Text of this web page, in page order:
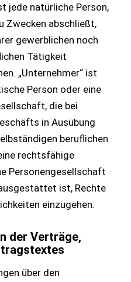
jede natürliche Person,
Zwecken abschließt,
gewerblichen noch
Tätigkeit
„Unternehmer“ ist
Person oder eine
die bei
in Ausübung
beruflichen
rechtsfähige
Personengesellschaft
ist, Rechte
einzugehen.
der Verträge,
über den